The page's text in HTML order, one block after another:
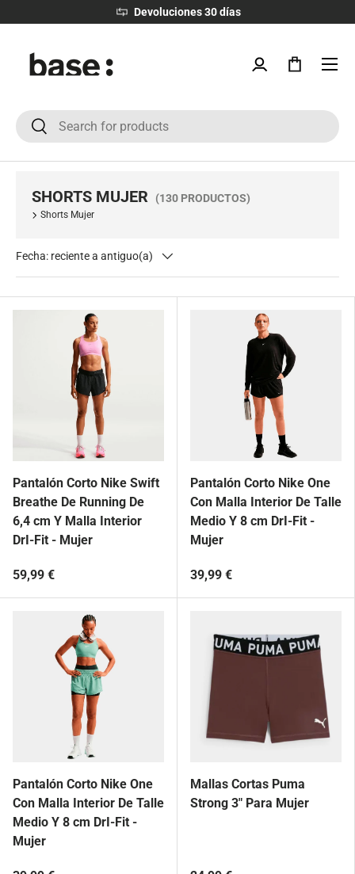
Devoluciones 30 días
Iniciar sesión
Bolsa
Menú
BuscarBuscar
SHORTS MUJER (130 PRODUCTOS)
Shorts Mujer
Fecha: reciente a antiguo(a)
Pantalón Corto Nike Swift
Breathe De Running De
6,4 cm Y Malla Interior
DrI-Fit - Mujer
59,99 €
Pantalón Corto Nike One
Con Malla Interior De Talle
Medio Y 8 cm DrI-Fit -
Mujer
39,99 €
Pantalón Corto Nike One
Con Malla Interior De Talle
Medio Y 8 cm DrI-Fit -
Mujer
Mallas Cortas Puma
Strong 3" Para Mujer